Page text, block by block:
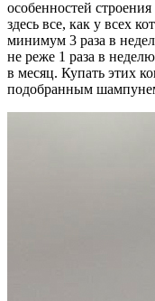
особенностей
здесь все, как у всех
минимум 3 раза в
не реже 1 раза в
в месяц. Купать этих
подобранным